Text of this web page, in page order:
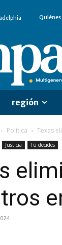
región
Política Texas
Justicia Tú decides